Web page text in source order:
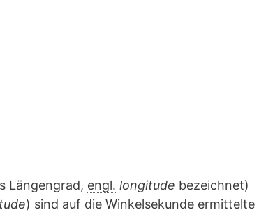
Längengrad, engl. longitude bezeichnet)
) sind auf die Winkelsekunde ermittelte